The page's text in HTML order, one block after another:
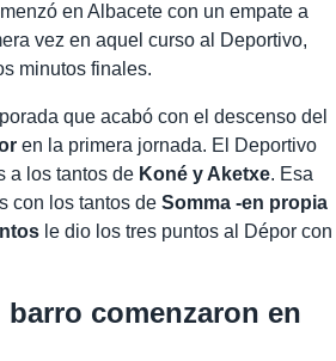
en Albacete con un empate a
vez en aquel curso al Deportivo,
minutos finales.
que acabó con el descenso del
en la primera jornada. El Deportivo
a los tantos de Koné y Aketxe. Esa
con los tantos deSomma -en propia
le dio los tres puntos al Dépor con
comenzaron en